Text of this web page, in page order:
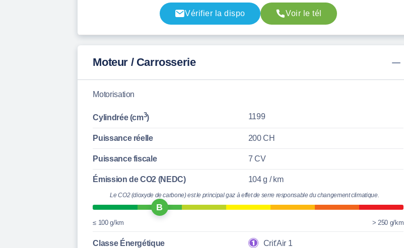
Vérifier la dispo Voir le tél
Moteur / Carrosserie
Motorisation
Cylindrée (cm3) 1199
Puissance réelle 200 CH
Puissance fiscale 7 CV
Émission de CO2 (NEDC) 104 g / km
Le CO2 (dioxyde de carbone) est le principal gaz à effet de serre responsable du changement climatique.
B
≤ 100 g/km > 250 g/km
Classe Énergétique Crit'Air 1